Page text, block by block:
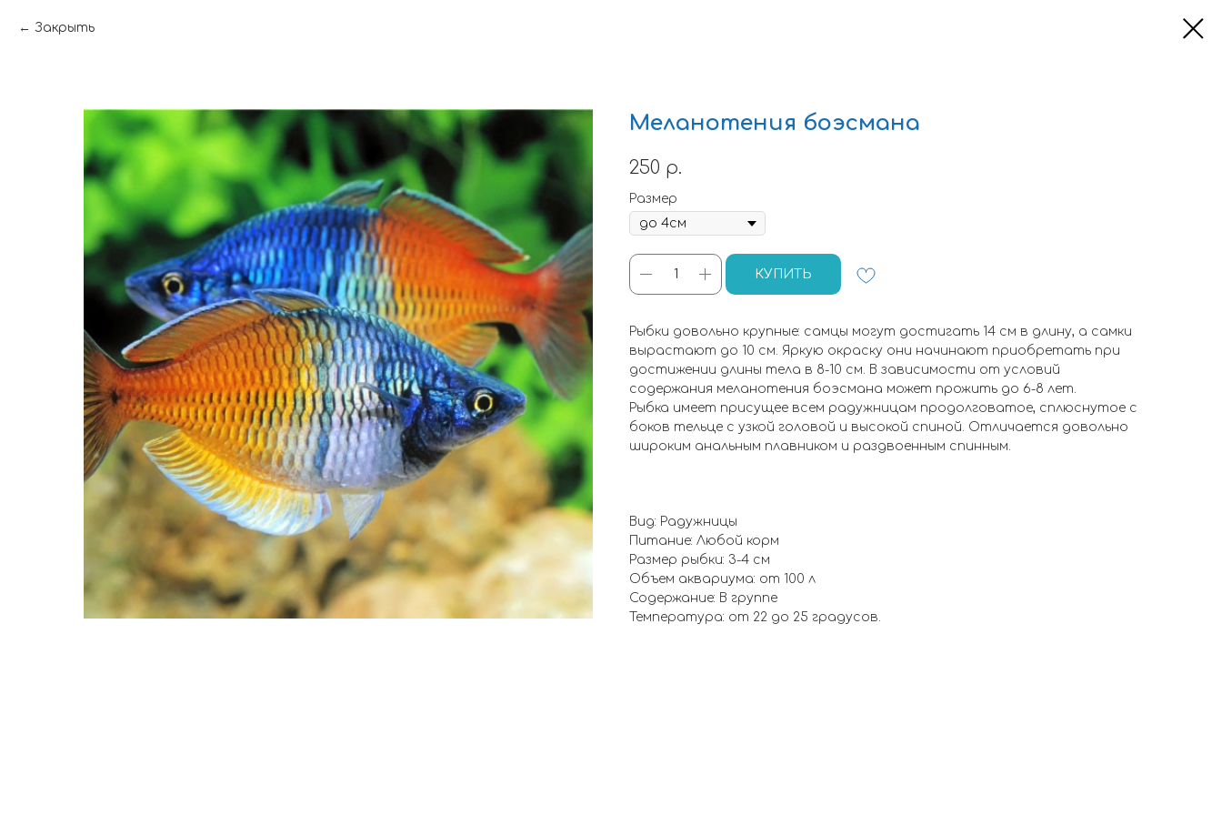
Закрыть
Меланотения боэсмана
250 р.
Размер
КУПИТЬ
Рыбки довольно крупные: самцы могут достигать 14 см в длину, а самки
вырастают до 10 см. Яркую окраску они начинают приобретать при
достижении длины тела в 8-10 см. В зависимости от условий
содержания меланотения боэсмана может прожить до 6-8 лет.
Рыбка имеет присущее всем радужницам продолговатое, сплюснутое с
боков тельце с узкой головой и высокой спиной. Отличается довольно
широким анальным плавником и раздвоенным спинным.
Вид: Радужницы
Питание: Любой корм
Размер рыбки: 3-4 см
Объем аквариума: от 100 л
Содержание: В группе
Температура: от 22 до 25 градусов.